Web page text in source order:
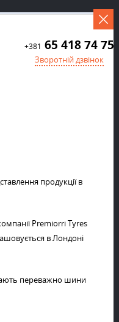
продукції в
Premiorri Tyres
в Лондоні
переважно шини
+381 65 418 74 75
Зворотній дзвінок